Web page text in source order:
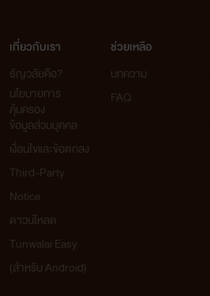
เกี่ยวกับเรา
ธัญวลัยคือ?
นโยบายการ
คุ้มครอง
ข้อมูลส่วนบุคคล
เงื่อนไขและข้อตกลง
Third-Party
Notice
ดาวน์โหลด
Tunwalai Easy
(สำหรับ Android)
ช่วยเหลือ
บทความ
FAQ